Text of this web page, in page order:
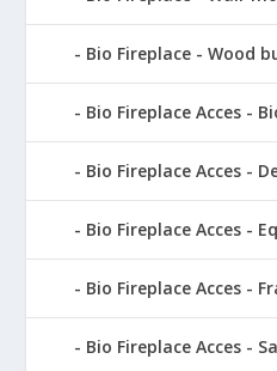
Bio Fireplace - Wood
Bio Fireplace Acces -
Bio Fireplace Acces -
Bio Fireplace Acces -
Bio Fireplace Acces -
Bio Fireplace Acces -